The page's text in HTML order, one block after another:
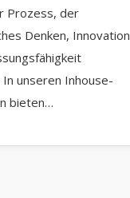
Prozess, der
Denken, Innovation
unseren Inhouse-
bieten…